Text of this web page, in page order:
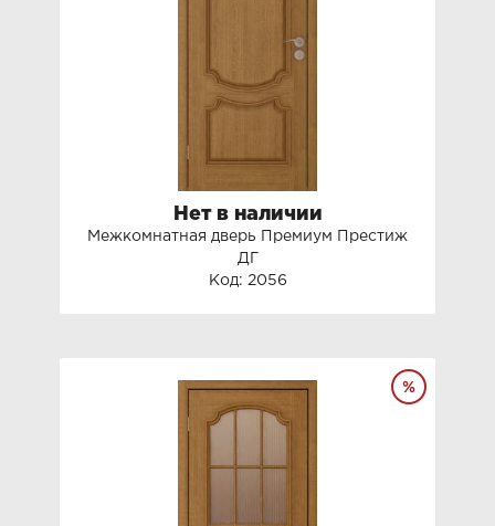
Нет в наличии
Межкомнатная дверь Премиум Престиж
ДГ
Код: 2056